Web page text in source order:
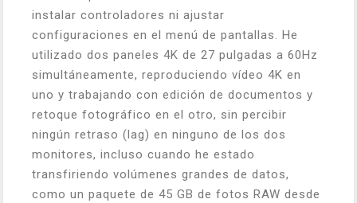
instalar controladores ni ajustar
configuraciones en el menú de pantallas. He
utilizado dos paneles 4K de 27 pulgadas a 60Hz
simultáneamente, reproduciendo vídeo 4K en
uno y trabajando con edición de documentos y
retoque fotográfico en el otro, sin percibir
ningún retraso (lag) en ninguno de los dos
monitores, incluso cuando he estado
transfiriendo volúmenes grandes de datos,
como un paquete de 45 GB de fotos RAW desde